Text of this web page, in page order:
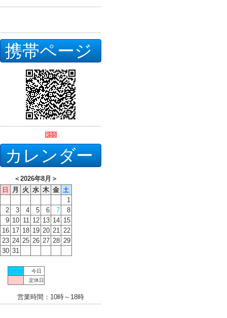
携帯ページ
カレンダー
＜2026年8月 ＞
日
月 火 水 木 金 土
1
2
3 4 5 6 7
8
9 10 11 12 13 14 15
16 17 18 19 20 21 22
23 24 25 26 27 28 29
30 31
今日
定休日
営業時間：10時～18時